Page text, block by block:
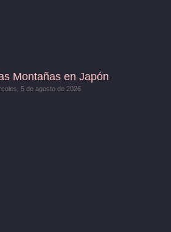
Montañas en Japón
5 de agosto de 2026